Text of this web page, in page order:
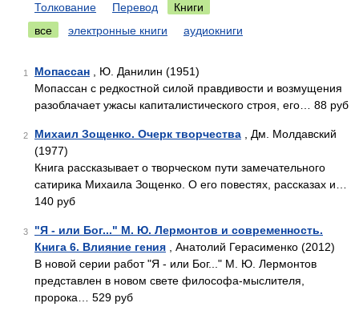
Толкование Перевод
Книги
все
электронные книги аудиокниги
1 Мопассан , Ю. Данилин (1951)
Мопассан с редкостной силой правдивости и возмущения
разоблачает ужасы капиталистического строя, его… 88 руб
2 Михаил Зощенко. Очерк творчества , Дм. Молдавский
(1977)
Книга рассказывает о творческом пути замечательного
сатирика Михаила Зощенко. О его повестях, рассказах и…
140 руб
3
"Я - или Бог..." М. Ю. Лермонтов и современность.
Книга 6. Влияние гения , Анатолий Герасименко (2012)
В новой серии работ "Я - или Бог..." М. Ю. Лермонтов
представлен в новом свете философа-мыслителя,
пророка… 529 руб